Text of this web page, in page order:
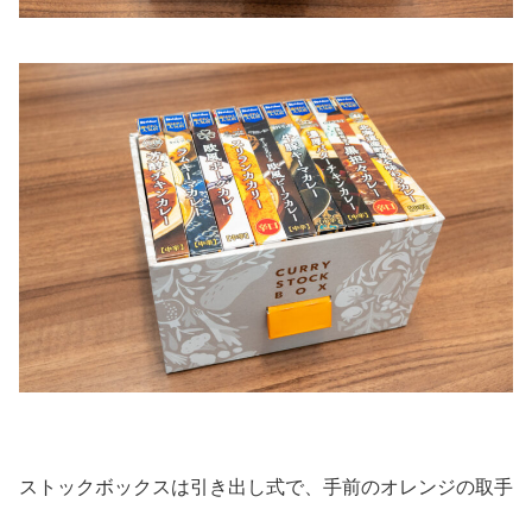
ストックボックスは引き出し式で、手前のオレンジの取手